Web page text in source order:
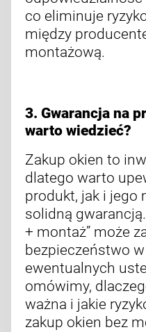
co eliminuje
między
montażową.
3. Gwarancja na
warto wiedzieć?
Zakup okien to
dlatego warto
produkt, jak i jego
solidną
+ montaż” może
bezpieczeństwo
ewentualnych
omówimy,
ważna i jakie
zakup okien bez